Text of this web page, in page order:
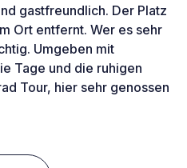
gastfreundlich. Der Platz
Ort entfernt. Wer es sehr
Umgeben mit
Tage und die ruhigen
Tour, hier sehr genossen